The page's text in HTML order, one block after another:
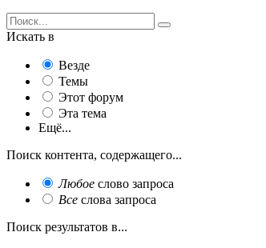
Искать в
Везде
Темы
Этот форум
Эта тема
Ещё...
Поиск контента, содержащего...
Любое слово запроса
Все слова запроса
Поиск результатов в...